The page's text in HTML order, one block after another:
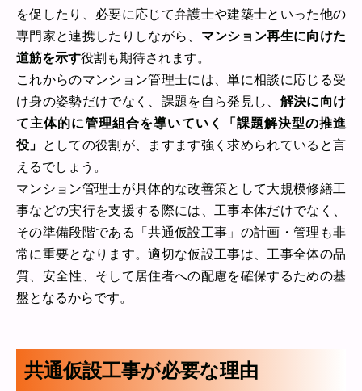
を促したり、必要に応じて弁護士や建築士といった他の
専門家と連携したりしながら、 マンション再生に向けた
道筋を示す役割も期待されます。
これからのマンション管理士には、単に相談に応じる受
け身の姿勢だけでなく、課題を自ら発見し、 解決に向け
て主体的に管理組合を導いていく「課題解決型の推進
役」
としての役割が、ますます強く求められていると言
えるでしょう。
マンション管理士が具体的な改善策として大規模修繕工
事などの実行を支援する際には、工事本体だけでなく、
その準備段階である「共通仮設工事」の計画・管理も非
常に重要となります。適切な仮設工事は、工事全体の品
質、安全性、そして居住者への配慮を確保するための基
盤となるからです。
共通仮設工事が必要な理由